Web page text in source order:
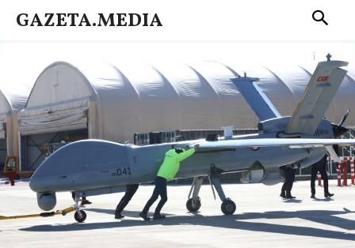
GAZETA.MEDIA